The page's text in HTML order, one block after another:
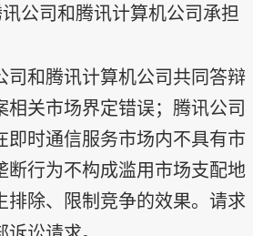
公司和腾讯计算机公司承担
司和腾讯计算机公司共同答辩
关市场界定错误；腾讯公司
即时通信服务市场内不具有市
断行为不构成滥用市场支配地
排除、限制竞争的效果。请求